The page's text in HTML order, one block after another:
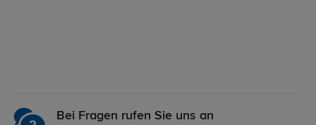
Bei Fragen rufen Sie uns an